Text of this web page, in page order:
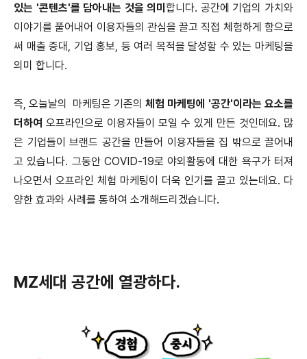
있는 '콘텐츠'를 담아내는 것을 의미합니다. 공간에 기업의 가치와
이야기를 풀어내어 이용자들의 관심을 끌고 직접 체험하게 함으로
써 매출 증대, 기업 홍보, 등 여러 목적을 달성할 수 있는 마케팅을
의미 합니다.
즉, 오늘날의 마케팅은 기존의 체험 마케팅에 '공간'이라는 요소를
더하여 오프라인으로 이용자들이 모일 수 있게 만든 것인데요. 많
은 기업들이 브랜드 공간을 만들어 이용자들을 집 밖으로 끌어내
고 있습니다. 그동안 COVID-19로 야외활동에 대한 욕구가 터져
나오면서 오프라인 체험 마케팅이 더욱 인기를 끌고 있는데요. 다
양한 효과와 사례를 통하여 소개해드리겠습니다.
MZ세대 공간에 열광하다.